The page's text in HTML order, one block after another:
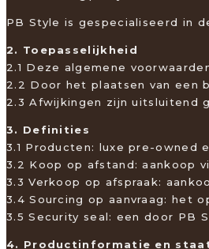
PB Style is gespecialiseerd in
2. Toepasselijkheid
2.1 Deze algemene
2.2 Door het plaatsen van een
2.3 Afwijkingen zijn uitsluitend
3. Definities
3.1 Producten: luxe pre-owned
3.2 Koop op afstand: aankoop
3.3 Verkoop op afspraak:
3.4 Sourcing op aanvraag: het
3.5 Security seal: een door PB
4. Productinformatie en